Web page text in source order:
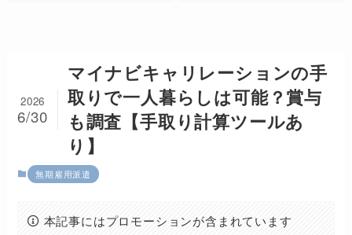
マイナビキャリレーションの手
取りで一人暮らしは可能？賞与
も調査【手取り計算ツールあ
り】
2026
6/30
無期雇用派遣
本記事にはプロモーションが含まれています